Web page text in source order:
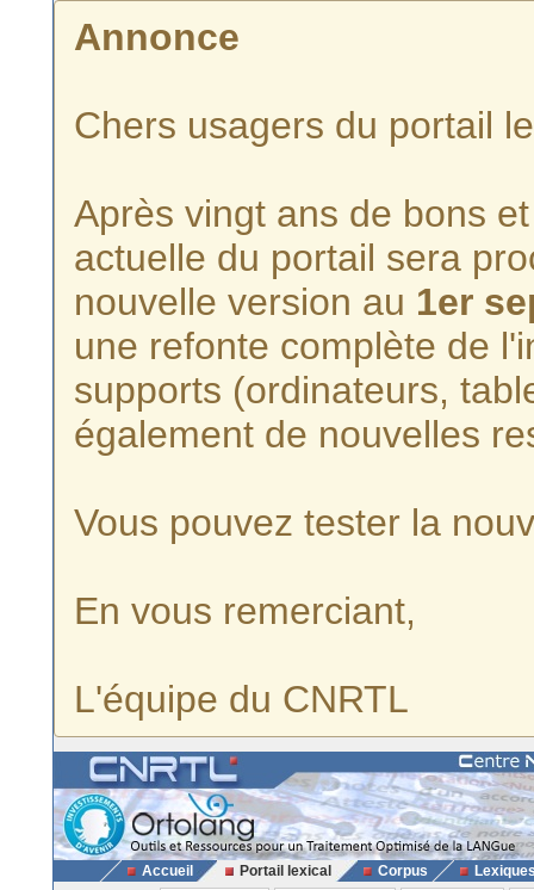
Annonce
Chers usagers du portail
Après vingt ans de bons
actuelle du portail sera
nouvelle version au 1er
une refonte complète de
supports (ordinateurs,
également de nouvelles
Vous pouvez tester la
En vous remerciant,
L'équipe du CNRTL
Accueil Portail lexical Corpus